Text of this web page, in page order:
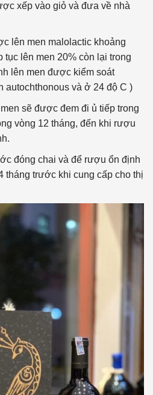
xếp vào giỏ và đưa về nhà
lên men malolactic khoảng
tục lên men 20% còn lại trong
lên men được kiểm soát
autochthonous và ở 24 độ C )
sẽ được đem đi ủ tiếp trong
vòng 12 tháng, đến khi rượu
đóng chai và để rượu ổn định
tháng trước khi cung cấp cho thị